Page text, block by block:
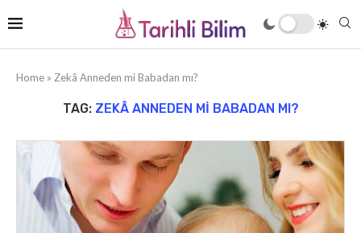
Home » Zekâ Anneden mi Babadan mı?
TAG: ZEKÂ ANNEDEN MI BABADAN MI?